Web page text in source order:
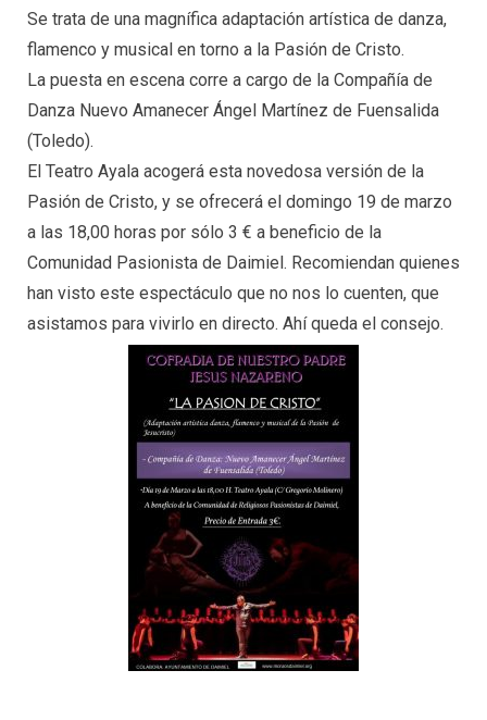
Se trata de una magnífica adaptación artística de danza,
flamenco y musical en torno a la Pasión de Cristo.
La puesta en escena corre a cargo de la Compañía de
Danza Nuevo Amanecer Ángel Martínez de Fuensalida
(Toledo).
El Teatro Ayala acogerá esta novedosa versión de la
Pasión de Cristo, y se ofrecerá el domingo 19 de marzo
a las 18,00 horas por sólo 3 € a beneficio de la
Comunidad Pasionista de Daimiel. Recomiendan quienes
han visto este espectáculo que no nos lo cuenten, que
asistamos para vivirlo en directo. Ahí queda el consejo.